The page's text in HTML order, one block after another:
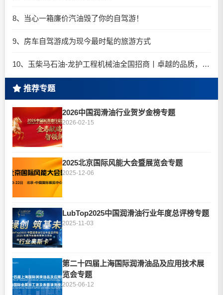
8、当心一箱廉价汽油毁了你的自驾游！
9、房车自驾游成为现今最时髦的旅游方式
10、玉柴马石油-龙护工程机械油全国招商丨卓越的品质，专业的品牌！
推荐专题
2026中国润滑油行业贺岁金榜专题
2026-02-15
2025北京国际风能大会暨展览会专题
2025-12-06
LubTop2025中国润滑油行业年度总评榜专题
2025-11-03
第二十四届上海国际润滑油品及应用技术展
览会专题
2025-06-12